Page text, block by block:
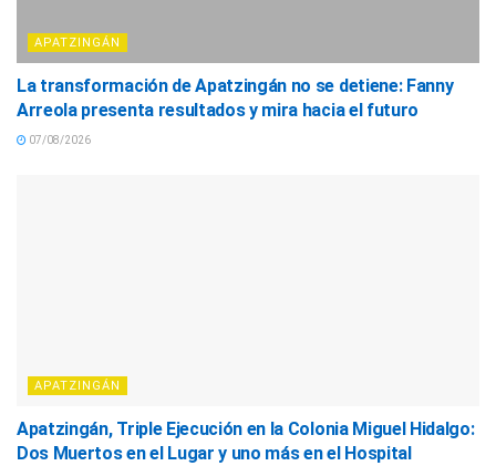
APATZINGÁN
La transformación de Apatzingán no se detiene: Fanny
Arreola presenta resultados y mira hacia el futuro
07/08/2026
APATZINGÁN
Apatzingán, Triple Ejecución en la Colonia Miguel Hidalgo:
Dos Muertos en el Lugar y uno más en el Hospital